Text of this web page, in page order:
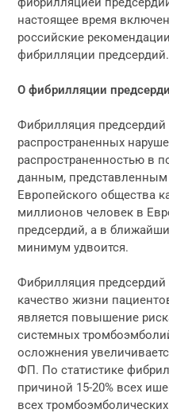
настоящее время
российские
фибрилляции предсердий.
О фибрилляции
Фибрилляция
распространенных
распространенностью в
данным, представленным
Европейского общества
миллионов человек в
предсердий, а в
минимум удвоится.
Фибрилляция
качество жизни
является повышение
системных
осложнения
ФП. По статистике
причиной 15-20% всех
всех